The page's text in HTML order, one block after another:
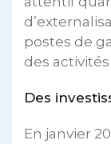
postes de
des
Des
En janvier